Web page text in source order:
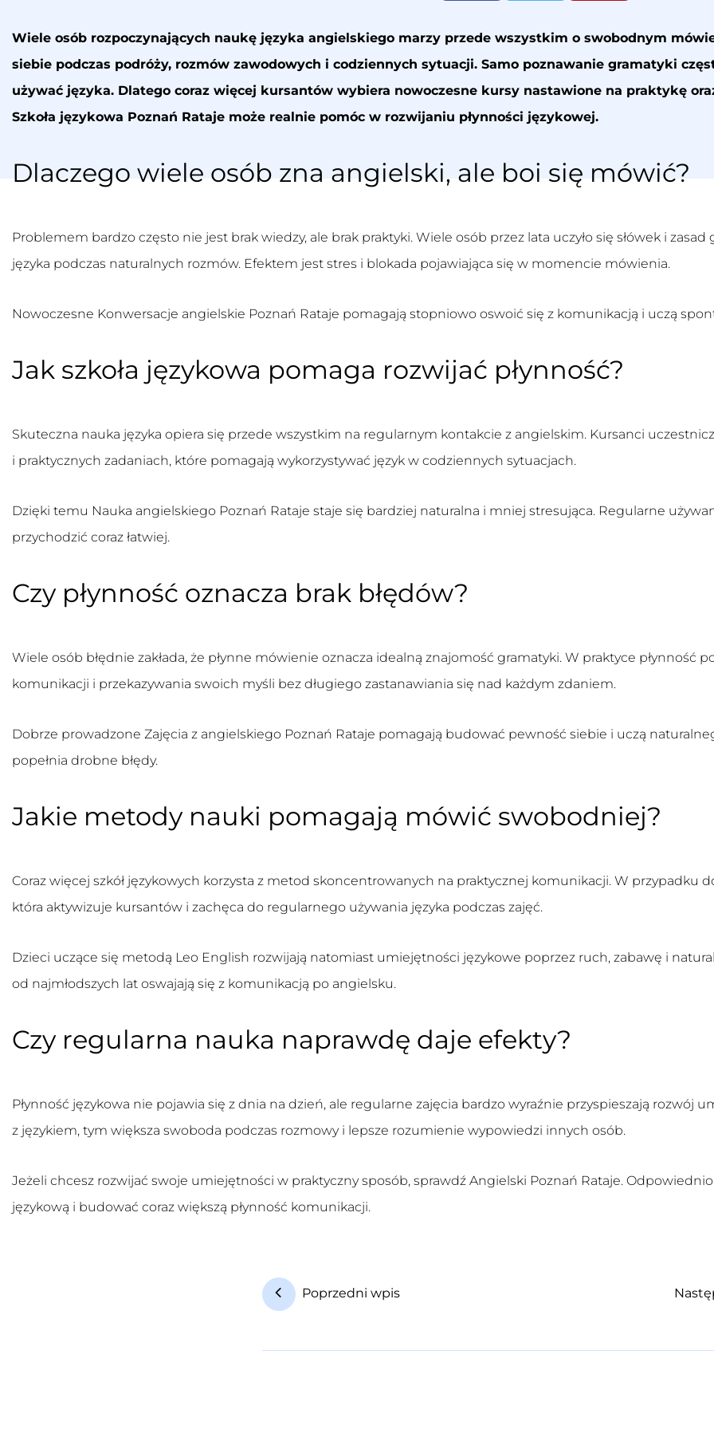
Wiele osób rozpoczynających naukę języka angielskiego marzy przede wszystkim o swobodnym
siebie podczas podróży, rozmów zawodowych i codziennych sytuacji. Samo poznawanie gramatyki
używać języka. Dlatego coraz więcej kursantów wybiera nowoczesne kursy nastawione na praktykę
Szkoła językowa Poznań Rataje może realnie pomóc w rozwijaniu płynności językowej.
Dlaczego wiele osób zna angielski, ale boi się mówić?
Problemem bardzo często nie jest brak wiedzy, ale brak praktyki. Wiele osób przez lata uczyło się słówek i
języka podczas naturalnych rozmów. Efektem jest stres i blokada pojawiająca się w momencie mówienia.
Nowoczesne Konwersacje angielskie Poznań Rataje pomagają stopniowo oswoić się z komunikacją i uczą
Jak szkoła językowa pomaga rozwijać płynność?
Skuteczna nauka języka opiera się przede wszystkim na regularnym kontakcie z angielskim. Kursanci
i praktycznych zadaniach, które pomagają wykorzystywać język w codziennych sytuacjach.
Dzięki temu Nauka angielskiego Poznań Rataje staje się bardziej naturalna i mniej stresująca. Regularne
przychodzić coraz łatwiej.
Czy płynność oznacza brak błędów?
Wiele osób błędnie zakłada, że płynne mówienie oznacza idealną znajomość gramatyki. W praktyce
komunikacji i przekazywania swoich myśli bez długiego zastanawiania się nad każdym zdaniem.
Dobrze prowadzone Zajęcia z angielskiego Poznań Rataje pomagają budować pewność siebie i uczą
popełnia drobne błędy.
Jakie metody nauki pomagają mówić swobodniej?
Coraz więcej szkół językowych korzysta z metod skoncentrowanych na praktycznej komunikacji. W przypadku
która aktywizuje kursantów i zachęca do regularnego używania języka podczas zajęć.
Dzieci uczące się metodą Leo English rozwijają natomiast umiejętności językowe poprzez ruch, zabawę i
od najmłodszych lat oswajają się z komunikacją po angielsku.
Czy regularna nauka naprawdę daje efekty?
Płynność językowa nie pojawia się z dnia na dzień, ale regularne zajęcia bardzo wyraźnie przyspieszają rozwój
z językiem, tym większa swoboda podczas rozmowy i lepsze rozumienie wypowiedzi innych osób.
Jeżeli chcesz rozwijać swoje umiejętności w praktyczny sposób, sprawdź Angielski Poznań Rataje.
językową i budować coraz większą płynność komunikacji.
N Poprzedni wpis